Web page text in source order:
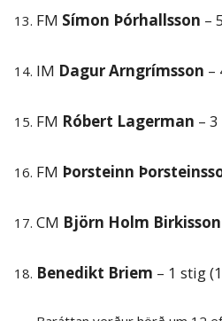
FM Símon Þórhallsson –
IM Dagur Arngrímsson –
FM Róbert Lagerman –
FM Þorsteinn
CM Björn Holm Birkisson
Benedikt Briem – 1 stig